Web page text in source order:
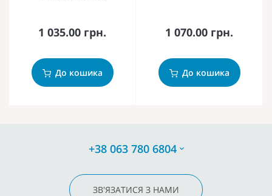
1 035.00 грн.
До кошика
1 070.00 грн.
До кошика
+38 063 780 6804
ЗВ'ЯЗАТИСЯ З НАМИ